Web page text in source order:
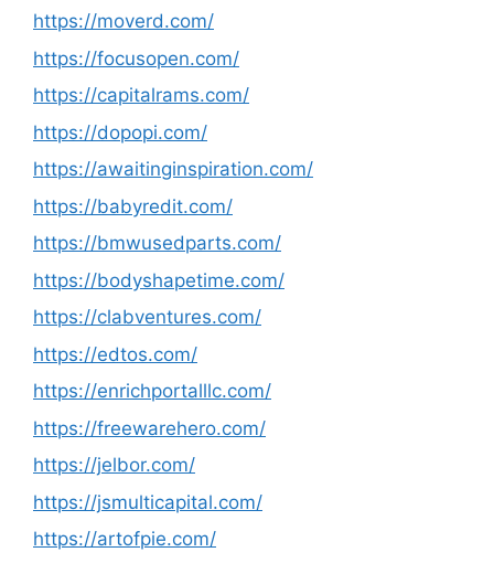
https://moverd.com/
https://focusopen.com/
https://capitalrams.com/
https://dopopi.com/
https://awaitinginspiration.com/
https://babyredit.com/
https://bmwusedparts.com/
https://bodyshapetime.com/
https://clabventures.com/
https://edtos.com/
https://enrichportalllc.com/
https://freewarehero.com/
https://jelbor.com/
https://jsmulticapital.com/
https://artofpie.com/